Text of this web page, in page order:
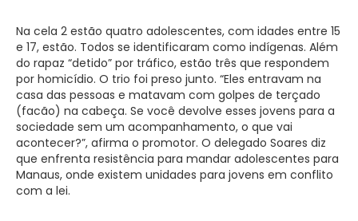
Na cela 2 estão quatro adolescentes, com idades entre 15
e 17, estão. Todos se identificaram como indígenas. Além
do rapaz “detido” por tráfico, estão três que respondem
por homicídio. O trio foi preso junto. “Eles entravam na
casa das pessoas e matavam com golpes de terçado
(facão) na cabeça. Se você devolve esses jovens para a
sociedade sem um acompanhamento, o que vai
acontecer?”, afirma o promotor. O delegado Soares diz
que enfrenta resistência para mandar adolescentes para
Manaus, onde existem unidades para jovens em conflito
com a lei.